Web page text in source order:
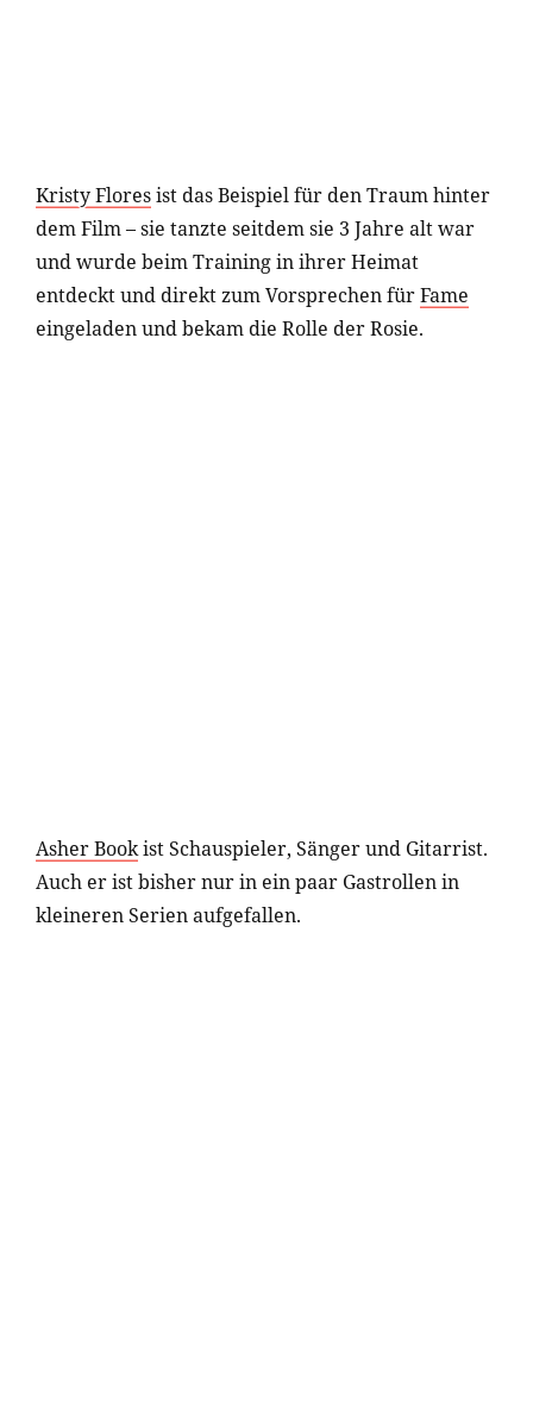
Kristy Floresist das Beispiel für den Traum hinter
dem Film – sie tanzte seitdem sie 3 Jahre alt war
und wurde beim Training in ihrer Heimat
entdeckt und direkt zum Vorsprechen fürFame
eingeladen und bekam die Rolle der Rosie.
Asher Bookist Schauspieler, Sänger und Gitarrist.
Auch er ist bisher nur in ein paar Gastrollen in
kleineren Serien aufgefallen.